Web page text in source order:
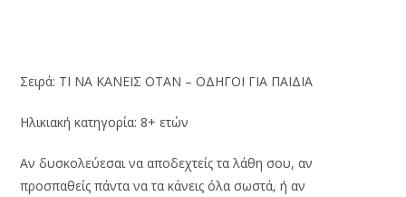
Σειρά: ΤΙ ΝΑ ΚΑΝΕΙΣ ΟΤΑΝ – ΟΔΗΓΟΙ ΓΙΑ ΠΑΙΔΙΑ
Ηλικιακή κατηγορία: 8+ ετών
Αν δυσκολεύεσαι να αποδεχτείς τα λάθη σου, αν
προσπαθείς πάντα να τα κάνεις όλα σωστά, ή αν